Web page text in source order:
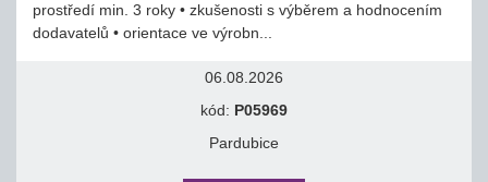
prostředí min. 3 roky • zkušenosti s výběrem a hodnocením
dodavatelů • orientace ve výrobn...
06.08.2026
kód: P05969
Pardubice